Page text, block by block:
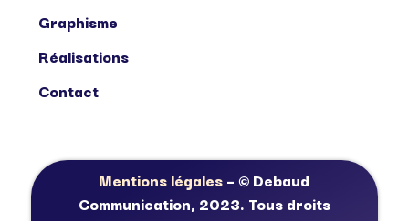
Graphisme
Réalisations
Contact
Mentions légales– © Debaud
Communication, 2023. Tous droits